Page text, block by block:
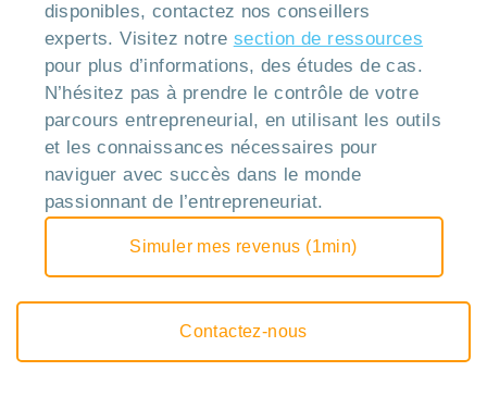
disponibles, contactez nos conseillers
experts. Visitez notre section de ressources
pour plus d’informations, des études de cas.
N’hésitez pas à prendre le contrôle de votre
parcours entrepreneurial, en utilisant les outils
et les connaissances nécessaires pour
naviguer avec succès dans le monde
passionnant de l’entrepreneuriat.
Simuler mes revenus (1min)
Contactez-nous